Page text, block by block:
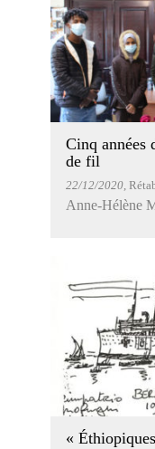
Cinq années
de fil
22/12/2020,
Anne-Hélène
«